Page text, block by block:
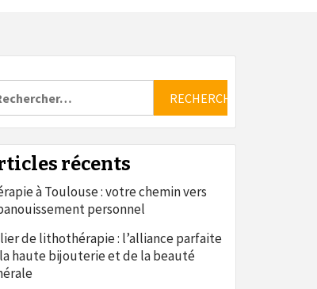
récents
à Toulouse : votre chemin vers
personnel
de lithothérapie : l’alliance parfaite
haute bijouterie et de la beauté